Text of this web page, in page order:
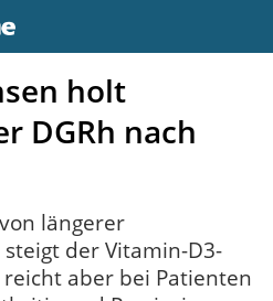
holt
DGRh nach
längerer
der Vitamin-D3-
reicht aber bei Patienten